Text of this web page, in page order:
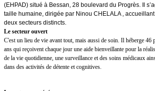
(EHPAD) situé à Bessan, 28 boulevard du Progrès. Il
taille humaine, dirigée par Ninou CHELALA ,
deux secteurs distincts.
Le secteur ouvert
C'est un lieu de vie avant tout, mais aussi de soin. Il héberge 46
ans qui reçoivent chaque jour une aide bienveillante pour la
de la vie quotidienne, une surveillance et des soins médicaux
dans des activités de détente et cognitives.